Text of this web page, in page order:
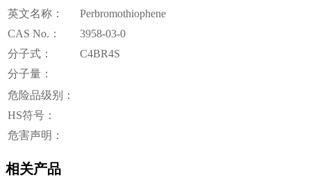
英文名称：
Perbromothiophene
CAS No.：
3958-03-0
分子式：
C4BR4S
分子量：
危险品级别：
HS符号：
危害声明：
相关产品